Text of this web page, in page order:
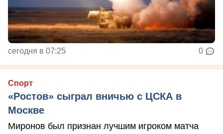
сегодня в 07:25 0
Спорт
«Ростов» сыграл вничью с ЦСКА в
Москве
Миронов был признан лучшим игроком матча